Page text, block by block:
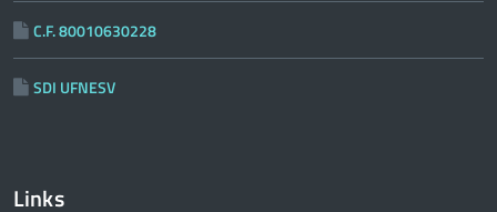
C.F. 80010630228
SDI UFNESV
Links